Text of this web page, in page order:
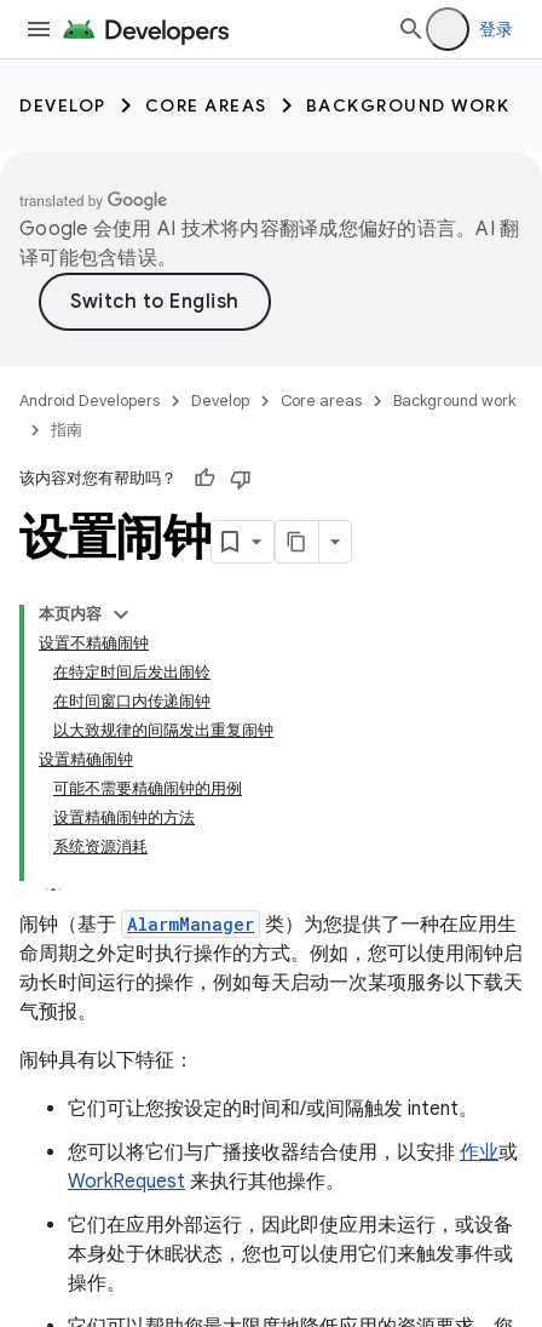
登录
DEVELOP CORE AREAS BACKGROUND WORK
Google 会使用 AI 技术将内容翻译成您偏好的语言。AI 翻
译可能包含错误。
Android Developers Develop Core areas
Background work
指南
该内容对您有帮助吗？
设置闹钟
本页内容
设置不精确闹钟
在特定时间后发出闹铃
在时间窗口内传递闹钟
以大致规律的间隔发出重复闹钟
设置精确闹钟
可能不需要精确闹钟的用例
设置精确闹钟的方法
系统资源消耗
闹钟（基于 AlarmManager 类）为您提供了一种在应用生
命周期之外定时执行操作的方式。例如，您可以使用闹钟启
动长时间运行的操作，例如每天启动一次某项服务以下载天
气预报。
闹钟具有以下特征：
它们可让您按设定的时间和/或间隔触发 intent。
您可以将它们与广播接收器结合使用，以安排 作业或
WorkRequest 来执行其他操作。
它们在应用外部运行，因此即使应用未运行，或设备
本身处于休眠状态，您也可以使用它们来触发事件或
操作。